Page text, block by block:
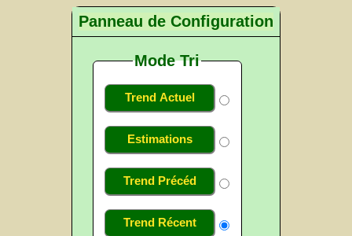
Panneau de Configuration
Mode Tri
Trend Actuel
Estimations
Trend Précéd
Trend Récent